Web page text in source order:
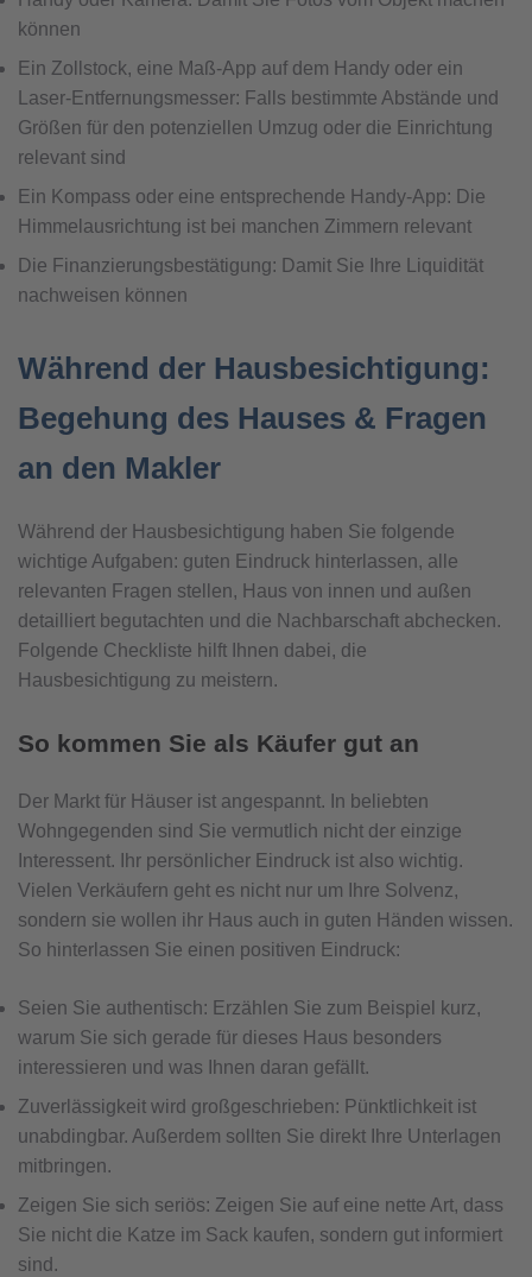
können
Ein Zollstock, eine Maß-App auf dem Handy oder ein
Laser-Entfernungsmesser: Falls bestimmte Abstände und
Größen für den potenziellen Umzug oder die Einrichtung
relevant sind
Ein Kompass oder eine entsprechende Handy-App: Die
Himmelausrichtung ist bei manchen Zimmern relevant
Die Finanzierungsbestätigung: Damit Sie Ihre Liquidität
nachweisen können
Während der Hausbesichtigung:
Begehung des Hauses & Fragen
an den Makler
Während der Hausbesichtigung haben Sie folgende
wichtige Aufgaben: guten Eindruck hinterlassen, alle
relevanten Fragen stellen, Haus von innen und außen
detailliert begutachten und die Nachbarschaft abchecken.
Folgende Checkliste hilft Ihnen dabei, die
Hausbesichtigung zu meistern.
So kommen Sie als Käufer gut an
Der Markt für Häuser ist angespannt. In beliebten
Wohngegenden sind Sie vermutlich nicht der einzige
Interessent. Ihr persönlicher Eindruck ist also wichtig.
Vielen Verkäufern geht es nicht nur um Ihre Solvenz,
sondern sie wollen ihr Haus auch in guten Händen wissen.
So hinterlassen Sie einen positiven Eindruck:
Seien Sie authentisch: Erzählen Sie zum Beispiel kurz,
warum Sie sich gerade für dieses Haus besonders
interessieren und was Ihnen daran gefällt.
Zuverlässigkeit wird großgeschrieben: Pünktlichkeit ist
unabdingbar. Außerdem sollten Sie direkt Ihre Unterlagen
mitbringen.
Zeigen Sie sich seriös: Zeigen Sie auf eine nette Art, dass
Sie nicht die Katze im Sack kaufen, sondern gut informiert
sind.